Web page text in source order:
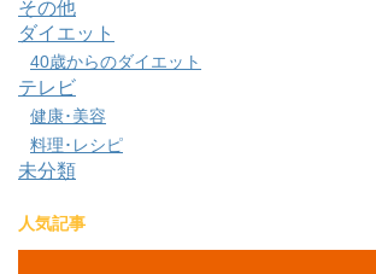
その他
ダイエット
40歳からのダイエット
テレビ
健康･美容
料理･レシピ
未分類
人気記事